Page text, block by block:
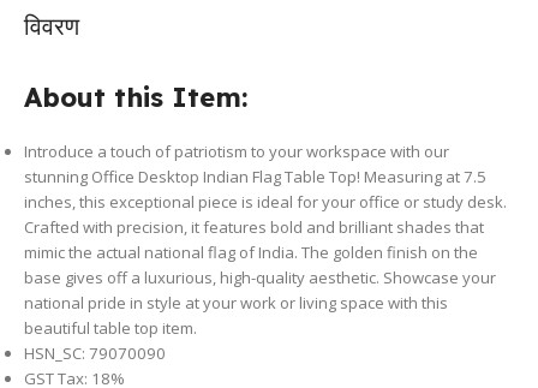
विवरण
About this Item:
Introduce a touch of patriotism to your workspace with our
stunning Office Desktop Indian Flag Table Top! Measuring at 7.5
inches, this exceptional piece is ideal for your office or study desk.
Crafted with precision, it features bold and brilliant shades that
mimic the actual national flag of India. The golden finish on the
base gives off a luxurious, high-quality aesthetic. Showcase your
national pride in style at your work or living space with this
beautiful table top item.
HSN_SC: 79070090
GST Tax: 18%